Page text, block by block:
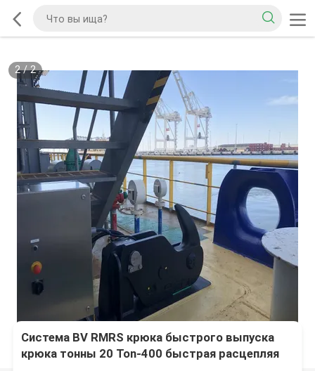
2/2
Система BV RMRS крюка быстрого выпуска
крюка тонны 20 Ton-400 быстрая расцепляя